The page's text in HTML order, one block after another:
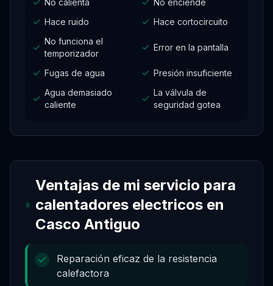
No calienta
No enciende
Hace ruido
Hace cortocircuito
No funciona el
temporizador
Error en la pantalla
Fugas de agua
Presión insuficiente
Agua demasiado
caliente
La válvula de
seguridad gotea
Ventajas de mi servicio para
calentadores electricosen
Casco Antiguo
Reparación eficaz de la resistencia
calefactora